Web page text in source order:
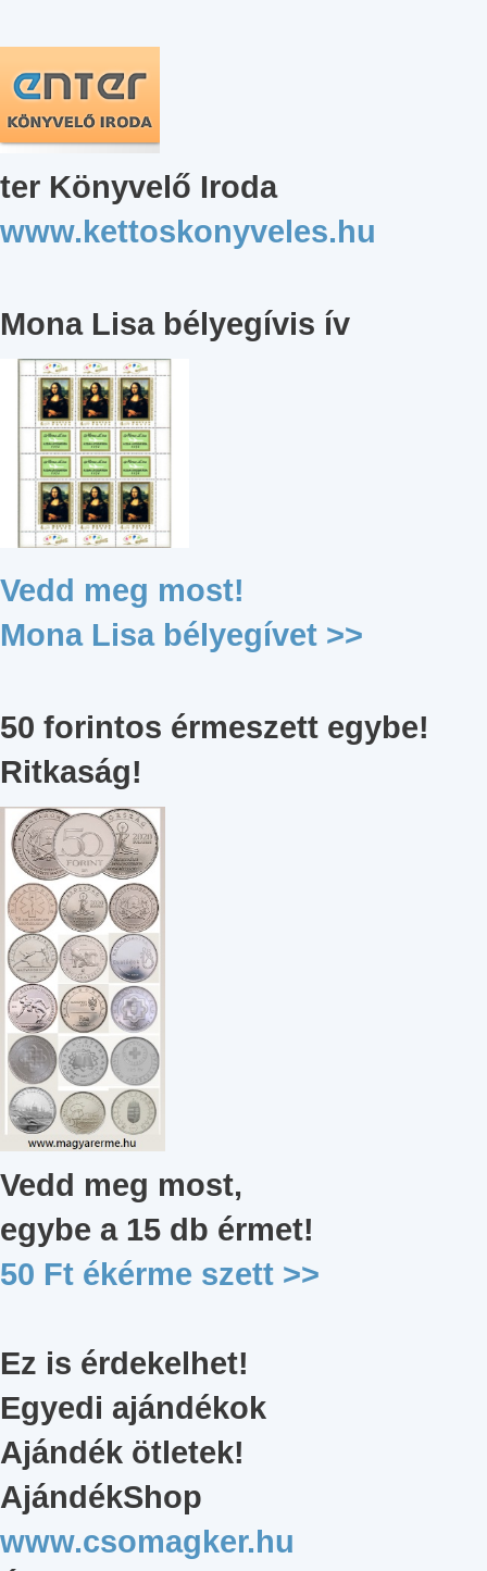
ter Könyvelő Iroda
www.kettoskonyveles.hu
Mona Lisa bélyegívis ív
Vedd meg most!
Mona Lisa bélyegívet >>
50 forintos érmeszett egybe!
Ritkaság!
Vedd meg most,
egybe a 15 db érmet!
50 Ft ékérme szett >>
Ez is érdekelhet!
Egyedi ajándékok
Ajándék ötletek!
AjándékShop
www.csomagker.hu